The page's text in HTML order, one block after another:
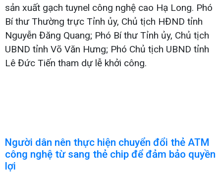
sản xuất gạch tuynel công nghệ cao Hạ Long. Phó
Bí thư Thường trực Tỉnh ủy, Chủ tịch HĐND tỉnh
Nguyễn Đăng Quang; Phó Bí thư Tỉnh ủy, Chủ tịch
UBND tỉnh Võ Văn Hưng; Phó Chủ tịch UBND tỉnh
Lê Đức Tiến tham dự lễ khởi công.
Người dân nên thực hiện chuyển đổi thẻ ATM
công nghệ từ sang thẻ chip để đảm bảo quyền
lợi